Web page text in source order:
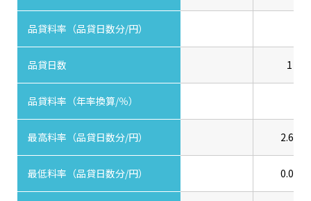
品貸料率（品貸日数分/円）
品貸日数 1
品貸料率（年率換算/％）
最高料率（品貸日数分/円） 2.60
最低料率（品貸日数分/円） 0.00